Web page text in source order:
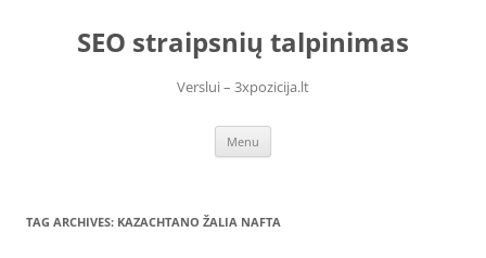
contentSEO straipsnių talpinimas
Verslui – 3xpozicija.lt
Menu
TAG ARCHIVES: KAZACHTANO ŽALIA NAFTA